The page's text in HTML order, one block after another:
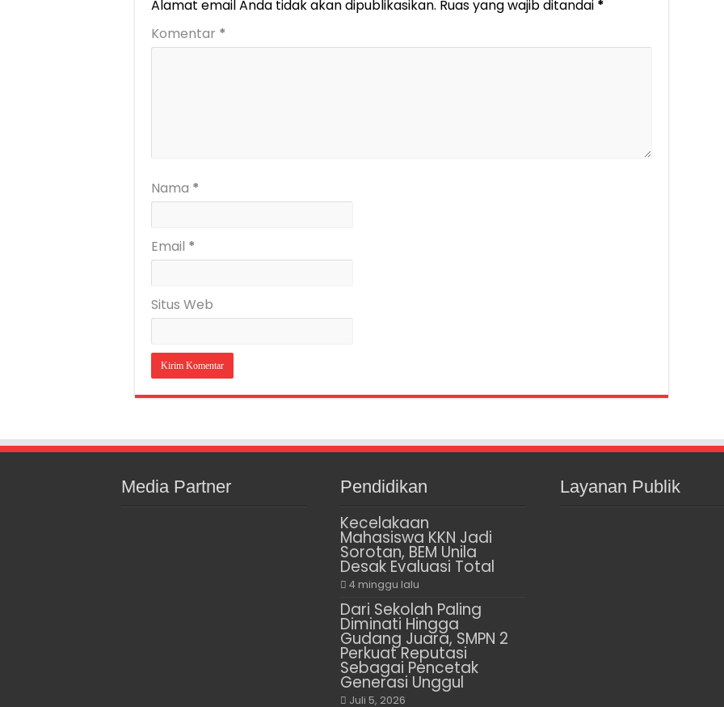
Alamat email Anda tidak akan dipublikasikan. Ruas yang wajib ditandai *
Komentar *
Nama *
Email *
Situs Web
Media Partner Pendidikan
Kecelakaan
Mahasiswa KKN Jadi
Sorotan, BEM Unila
Desak Evaluasi Total
4 minggu lalu
Dari Sekolah Paling
Diminati Hingga
Gudang Juara, SMPN 2
Perkuat Reputasi
Sebagai Pencetak
Generasi Unggul
Juli 5, 2026
Layanan Publik